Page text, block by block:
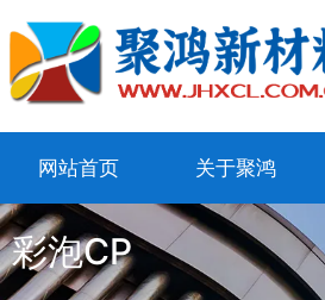
网站首页 关于聚鸿
彩泡CP